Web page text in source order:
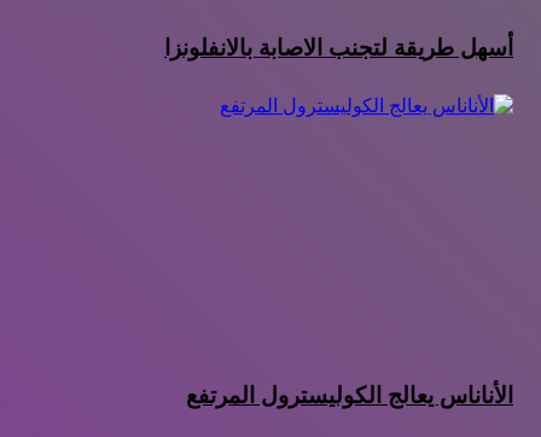
أسهل طريقة لتجنب الاصابة بالانفلونزا
الأناناس يعالج الكوليسترول المرتفع